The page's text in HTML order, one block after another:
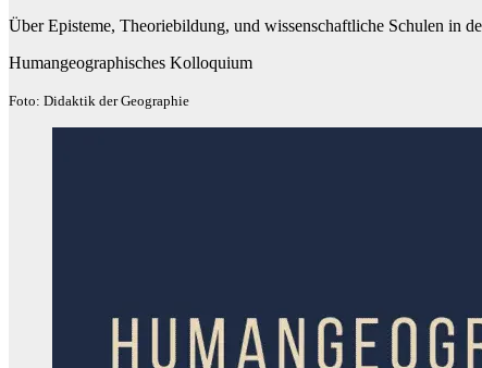
Über Episteme, Theoriebildung, und wissenschaftliche Schulen in
Humangeographisches Kolloquium
Foto: Didaktik der Geographie